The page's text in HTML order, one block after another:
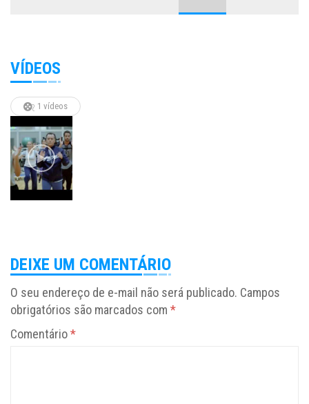
VÍDEOS
1 vídeos
DEIXE UM COMENTÁRIO
O seu endereço de e-mail não será publicado. Campos
obrigatórios são marcados com *
Comentário*